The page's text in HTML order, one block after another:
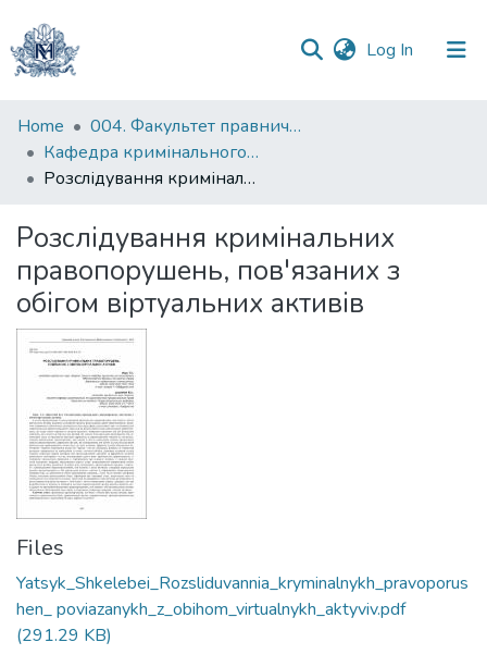
Log In (current)
Communities
&
Collections
Statistics
Home
004. Факультет правничих наук
Кафедра кримінального та кримінального процесуального права
Розслідування кримінальних правопорушень, пов'язаних з обігом віртуальних активів
Розслідування кримінальних
правопорушень, пов'язаних з
обігом віртуальних активів
Files
Yatsyk_Shkelebei_Rozsliduvannia_kryminalnykh_pravoporus
hen_ poviazanykh_z_obihom_virtualnykh_aktyviv.pdf
(291.29 KB)